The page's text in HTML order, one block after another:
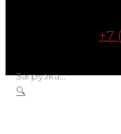
+7
Загрузка...
🔍